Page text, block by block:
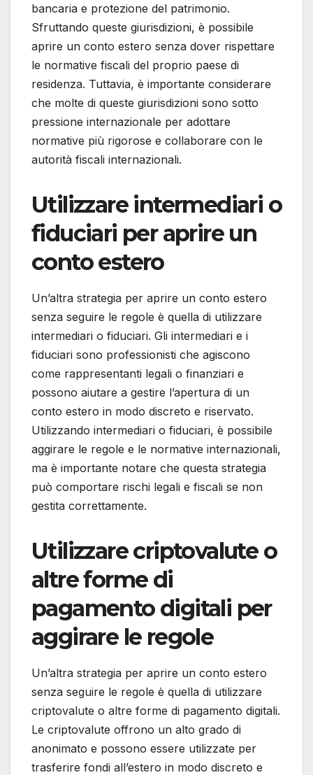
bancaria e protezione del patrimonio.
Sfruttando queste giurisdizioni, è possibile
aprire un conto estero senza dover rispettare
le normative fiscali del proprio paese di
residenza. Tuttavia, è importante considerare
che molte di queste giurisdizioni sono sotto
pressione internazionale per adottare
normative più rigorose e collaborare con le
autorità fiscali internazionali.
Utilizzare intermediari o
fiduciari per aprire un
conto estero
Un’altra strategia per aprire un conto estero
senza seguire le regole è quella di utilizzare
intermediari o fiduciari. Gli intermediari e i
fiduciari sono professionisti che agiscono
come rappresentanti legali o finanziari e
possono aiutare a gestire l’apertura di un
conto estero in modo discreto e riservato.
Utilizzando intermediari o fiduciari, è possibile
aggirare le regole e le normative internazionali,
ma è importante notare che questa strategia
può comportare rischi legali e fiscali se non
gestita correttamente.
Utilizzare criptovalute o
altre forme di
pagamento digitali per
aggirare le regole
Un’altra strategia per aprire un conto estero
senza seguire le regole è quella di utilizzare
criptovalute o altre forme di pagamento digitali.
Le criptovalute offrono un alto grado di
anonimato e possono essere utilizzate per
trasferire fondi all’estero in modo discreto e